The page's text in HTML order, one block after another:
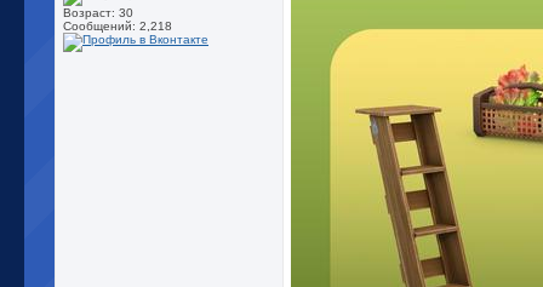
Возраст: 30
Сообщений: 2,218